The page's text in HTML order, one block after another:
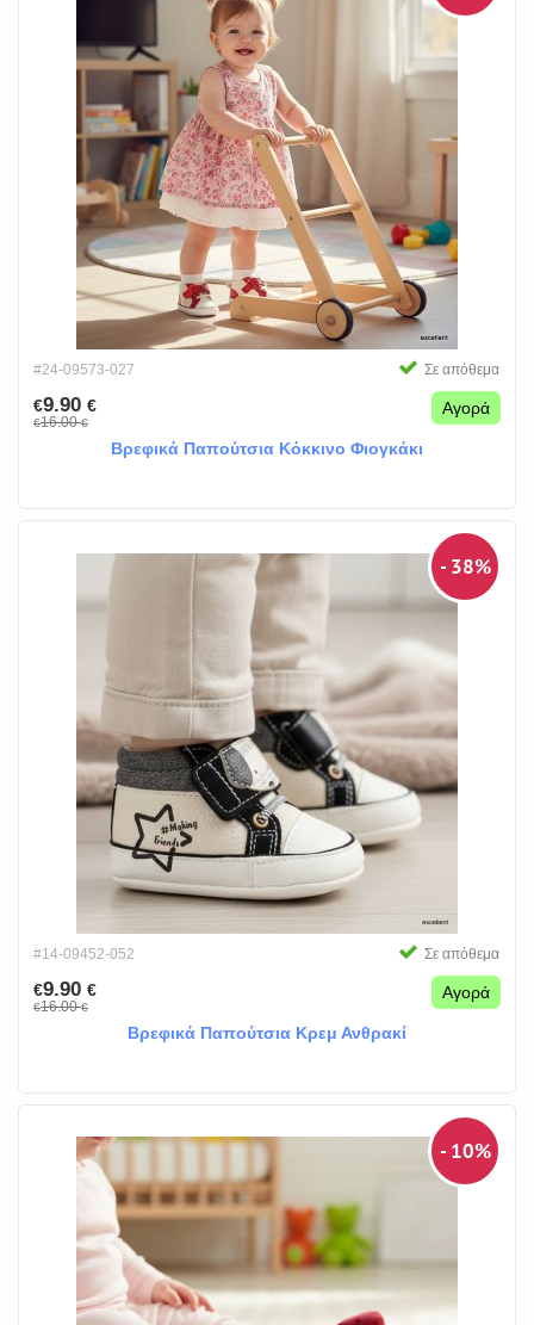
#24-09573-027 Σε απόθεμα
€9.90 €
€16.00€
Αγορά
Βρεφικά Παπούτσια Κόκκινο Φιογκάκι
- 38%
#14-09452-052 Σε απόθεμα
€9.90 €
€16.00€
Αγορά
Βρεφικά Παπούτσια Κρεμ Ανθρακί
- 10%